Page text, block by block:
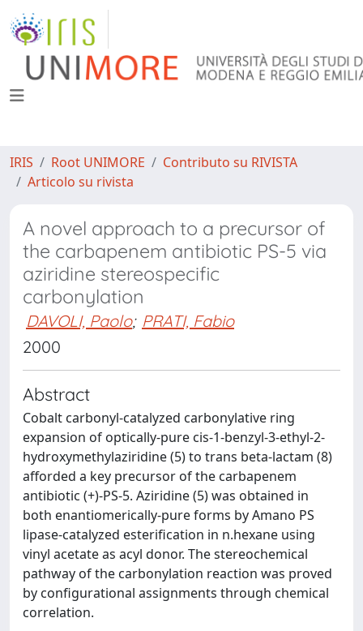
IRIS Root UNIMORE
Contributo su RIVISTA
Articolo su rivista
A novel approach to a precursor of
the carbapenem antibiotic PS-5 via
aziridine stereospecific
carbonylation
DAVOLI, Paolo; PRATI, Fabio
2000
Abstract
Cobalt carbonyl-catalyzed carbonylative ring
expansion of optically-pure cis-1-benzyl-3-ethyl-2-
hydroxymethylaziridine (5) to trans beta-lactam (8)
afforded a key precursor of the carbapenem
antibiotic (+)-PS-5. Aziridine (5) was obtained in
both enantiomerically-pure forms by Amano PS
lipase-catalyzed esterification in n.hexane using
vinyl acetate as acyl donor. The stereochemical
pathway of the carbonylation reaction was proved
by configurational assignments through chemical
correlation.